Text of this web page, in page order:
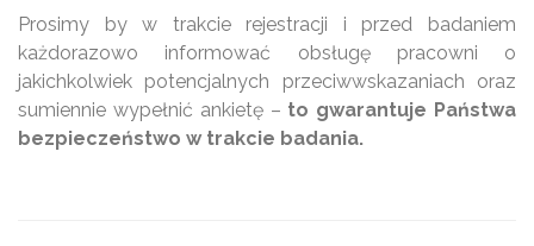
Prosimy by w trakcie rejestracji i przed badaniem
każdorazowo informować obsługę pracowni o
jakichkolwiek potencjalnych przeciwwskazaniach oraz
sumiennie wypełnić ankietę – to gwarantuje Państwa
bezpieczeństwo w trakcie badania.